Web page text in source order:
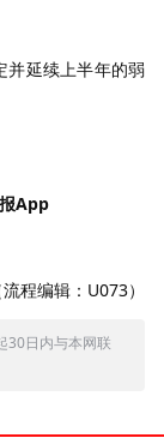
并延续上半年的弱
App
流程编辑：U073）
30日内与本网联